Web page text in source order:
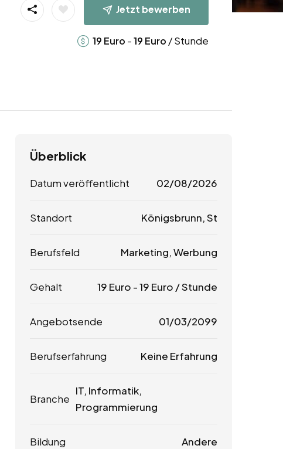
Jetzt bewerben
19 Euro -19 Euro / Stunde
Überblick
Datum veröffentlicht 02/08/2026
Standort Königsbrunn, St
Berufsfeld Marketing, Werbung
Gehalt 19 Euro -19 Euro / Stunde
Angebotsende 01/03/2099
Berufserfahrung Keine Erfahrung
Branche
IT, Informatik,
Programmierung
Bildung Andere